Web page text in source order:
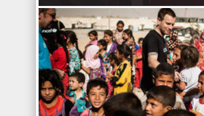
P
á
g
i
n
a
s